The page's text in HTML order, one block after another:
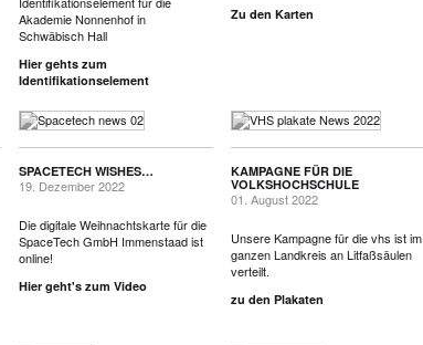
Akademie Nonnenhof in
Schwäbisch Hall
Hier gehts zum
Identifikationselement
Zu den Karten
SPACETECH WISHES…
19. Dezember 2022
Die digitale Weihnachtskarte für die
SpaceTech GmbH Immenstaad ist
online!
Hier geht's zum Video
KAMPAGNE FÜR DIE
VOLKSHOCHSCHULE
01. August 2022
Unsere Kampagne für die vhs ist im
ganzen Landkreis an Litfaßsäulen
verteilt.
zu den Plakaten